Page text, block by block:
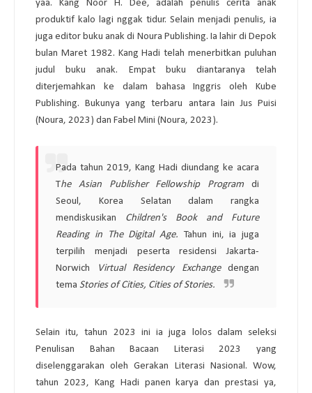
yaa. Kang Noor H. Dee, adalah penulis cerita anak
produktif kalo lagi nggak tidur. Selain menjadi penulis, ia
juga editor buku anak di Noura Publishing. Ia lahir di Depok
bulan Maret 1982. Kang Hadi telah menerbitkan puluhan
judul buku anak. Empat buku diantaranya telah
diterjemahkan ke dalam bahasa Inggris oleh Kube
Publishing. Bukunya yang terbaru antara lain Jus Puisi
(Noura, 2023) dan Fabel Mini (Noura, 2023).
Pada tahun 2019, Kang Hadi diundang ke acara
The Asian Publisher Fellowship Program di
Seoul, Korea Selatan dalam rangka
mendiskusikan Children's Book and Future
Reading in The Digital Age. Tahun ini, ia juga
terpilih menjadi peserta residensi Jakarta-
Norwich
Virtual Residency Exchangedengan
tema Stories of Cities, Cities of Stories.
Selain itu, tahun 2023 ini ia juga lolos dalam seleksi
Penulisan Bahan Bacaan Literasi 2023 yang
diselenggarakan oleh Gerakan Literasi Nasional. Wow,
tahun 2023, Kang Hadi panen karya dan prestasi ya,